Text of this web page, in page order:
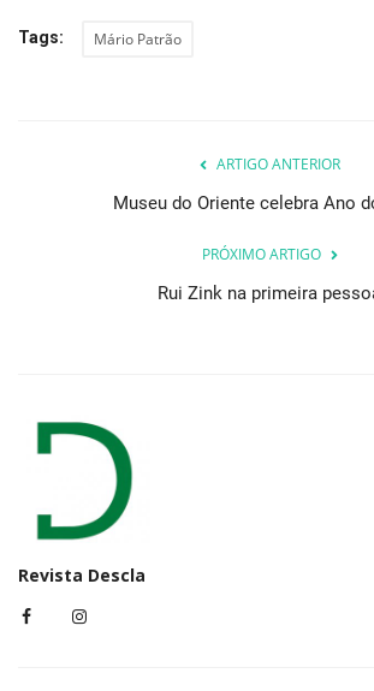
Tags: Mário Patrão
ARTIGO ANTERIOR
Museu do Oriente celebra Ano
PRÓXIMO ARTIGO
Rui Zink na primeira
Revista Descla